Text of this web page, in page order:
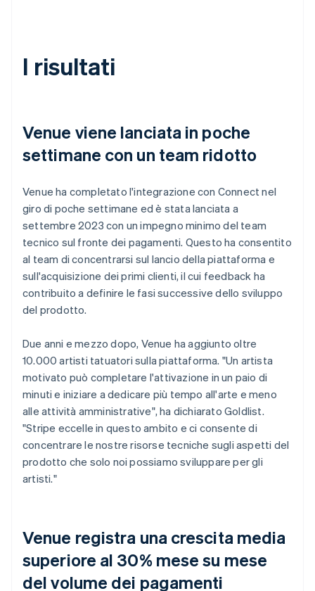
I risultati
Venue viene lanciata in poche
settimane con un team ridotto
Venue ha completato l'integrazione con Connect nel
giro di poche settimane ed è stata lanciata a
settembre 2023 con un impegno minimo del team
tecnico sul fronte dei pagamenti. Questo ha consentito
al team di concentrarsi sul lancio della piattaforma e
sull'acquisizione dei primi clienti, il cui feedback ha
contribuito a definire le fasi successive dello sviluppo
del prodotto.
Due anni e mezzo dopo, Venue ha aggiunto oltre
10.000 artisti tatuatori sulla piattaforma. "Un artista
motivato può completare l'attivazione in un paio di
minuti e iniziare a dedicare più tempo all'arte e meno
alle attività amministrative", ha dichiarato Goldlist.
"Stripe eccelle in questo ambito e ci consente di
concentrare le nostre risorse tecniche sugli aspetti del
prodotto che solo noi possiamo sviluppare per gli
artisti."
Venue registra una crescita media
superiore al 30% mese su mese
del volume dei pagamenti